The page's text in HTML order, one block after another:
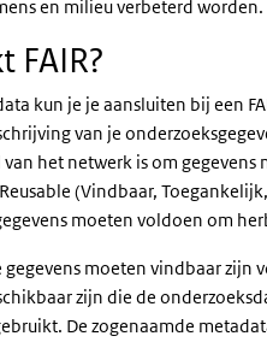
en milieu verbeterd worden.
FAIR?
kun je je aansluiten bij een
van je
het netwerk is om gegevens
(Vindbaar,
moeten voldoen om
gegevens moeten vindbaar zijn
zijn die de
De zogenaamde